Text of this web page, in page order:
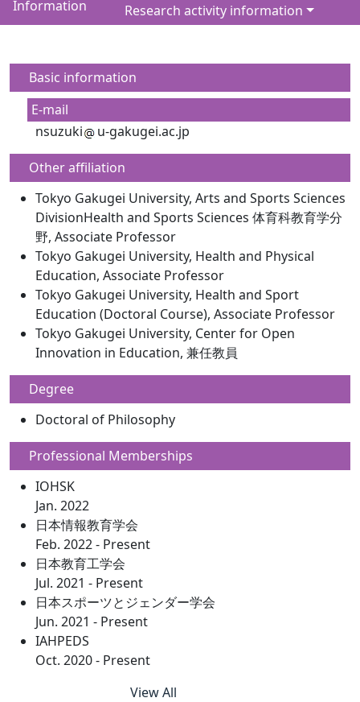
Information
Research activity information
Basic information
E-mail
nsuzuki
u-gakugei.ac.jp
Other affiliation
Tokyo Gakugei University, Arts and Sports Sciences
DivisionHealth and Sports Sciences 体育科教育学分
野, Associate Professor
Tokyo Gakugei University, Health and Physical
Education, Associate Professor
Tokyo Gakugei University, Health and Sport
Education (Doctoral Course), Associate Professor
Tokyo Gakugei University, Center for Open
Innovation in Education, 兼任教員
Degree
Doctoral of Philosophy
Professional Memberships
IOHSK
Jan. 2022
日本情報教育学会
Feb. 2022 - Present
日本教育工学会
Jul. 2021 - Present
日本スポーツとジェンダー学会
Jun. 2021 - Present
IAHPEDS
Oct. 2020 - Present
View All